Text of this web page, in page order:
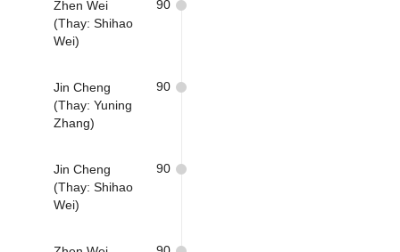
Zhen Wei
(Thay: Shihao
Wei)
90
Jin Cheng
(Thay: Yuning
Zhang)
90
Jin Cheng
(Thay: Shihao
Wei)
90